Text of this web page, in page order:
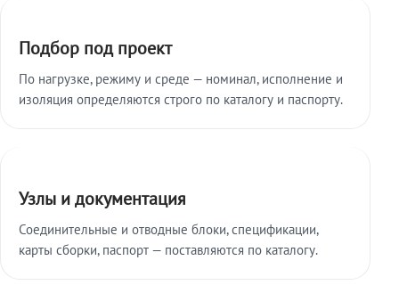
Подбор под проект
По нагрузке, режиму и среде — номинал, исполнение и
изоляция определяются строго по каталогу и паспорту.
Узлы и документация
Соединительные и отводные блоки, спецификации,
карты сборки, паспорт — поставляются по каталогу.